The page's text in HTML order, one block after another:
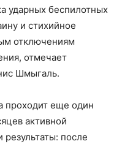
ударных беспилотных
и стихийное
отключениям
отмечает
Шмыгаль.
проходит еще один
активной
после